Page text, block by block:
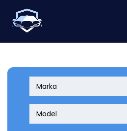
Marka
Model